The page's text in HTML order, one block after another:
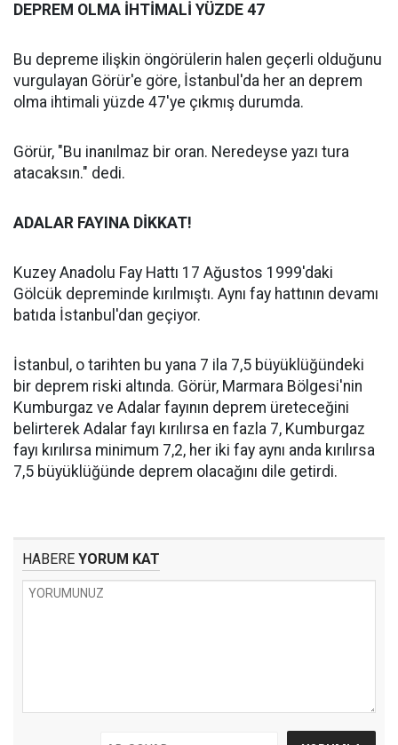
DEPREM OLMA İHTİMALİ YÜZDE 47
Bu depreme ilişkin öngörülerin halen geçerli olduğunu
vurgulayan Görür'e göre, İstanbul'da her an deprem
olma ihtimali yüzde 47'ye çıkmış durumda.
Görür, "Bu inanılmaz bir oran. Neredeyse yazı tura
atacaksın." dedi.
ADALAR FAYINA DİKKAT!
Kuzey Anadolu Fay Hattı 17 Ağustos 1999'daki
Gölcük depreminde kırılmıştı. Aynı fay hattının devamı
batıda İstanbul'dan geçiyor.
İstanbul, o tarihten bu yana 7 ila 7,5 büyüklüğündeki
bir deprem riski altında. Görür, Marmara Bölgesi'nin
Kumburgaz ve Adalar fayının deprem üreteceğini
belirterek Adalar fayı kırılırsa en fazla 7, Kumburgaz
fayı kırılırsa minimum 7,2, her iki fay aynı anda kırılırsa
7,5 büyüklüğünde deprem olacağını dile getirdi.
HABERE YORUM KAT